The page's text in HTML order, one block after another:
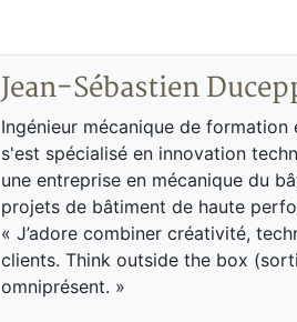
Jean-Sébastien
Ingénieur mécanique de
s'est spécialisé en innovation
une entreprise en mécanique du
projets de bâtiment de haute
« J’adore combiner créativité,
clients. Think outside the box
omniprésent. »